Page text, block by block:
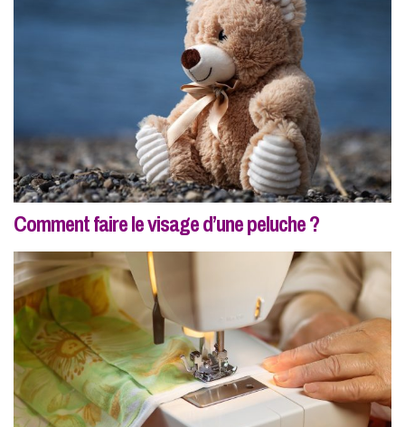
Comment faire le visage d’une peluche ?